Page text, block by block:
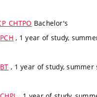
Bachelor's
PCH , 1 year of study,
BT , 1 year of study,